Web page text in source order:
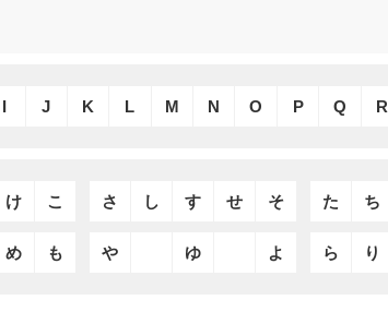
I J K L M N O P Q R
け こ さ し す せ そ た ち
め も や ゆ よ ら り